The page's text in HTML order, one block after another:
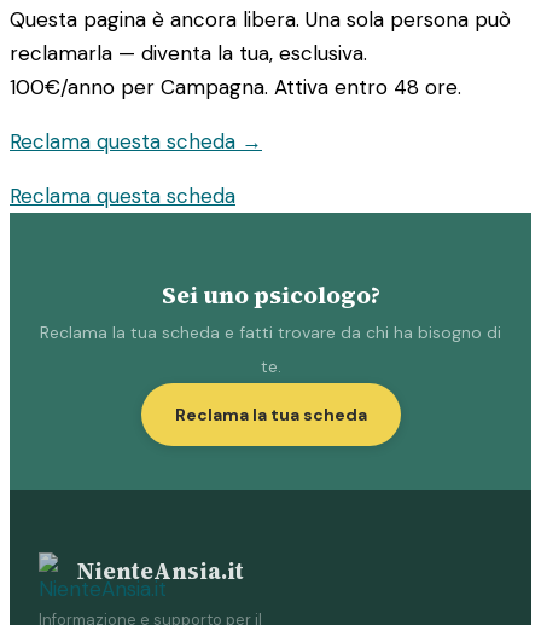
Questa pagina è ancora libera. Una sola persona può
reclamarla — diventa la tua, esclusiva.
100€/anno per Campagna. Attiva entro 48 ore.
Reclama questa scheda →
Reclama questa scheda
Sei uno psicologo?
Reclama la tua scheda e fatti trovare da chi ha bisogno di
te.
Reclama la tua scheda
NienteAnsia.it
Informazione e supporto per il